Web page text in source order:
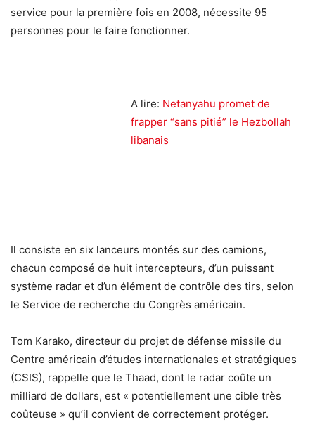
service pour la première fois en 2008, nécessite 95
personnes pour le faire fonctionner.
A lire: Netanyahu promet de
frapper “sans pitié” le Hezbollah
libanais
Il consiste en six lanceurs montés sur des camions,
chacun composé de huit intercepteurs, d’un puissant
système radar et d’un élément de contrôle des tirs, selon
le Service de recherche du Congrès américain.
Tom Karako, directeur du projet de défense missile du
Centre américain d’études internationales et stratégiques
(CSIS), rappelle que le Thaad, dont le radar coûte un
milliard de dollars, est « potentiellement une cible très
coûteuse » qu’il convient de correctement protéger.